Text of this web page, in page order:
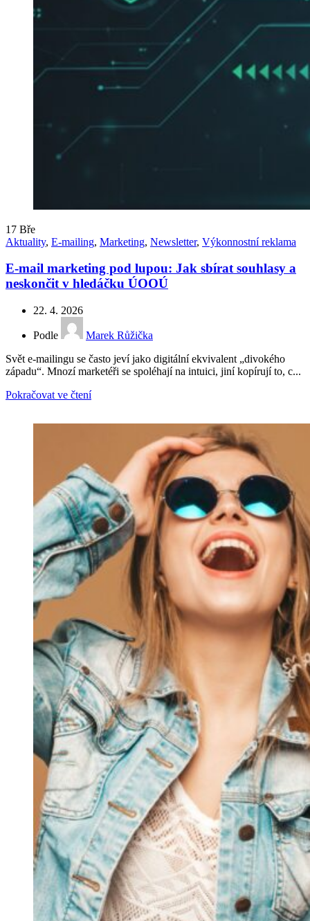
17 Bře
Aktuality, E-mailing, Marketing, Newsletter, Výkonnostní reklama
E-mail marketing pod lupou: Jak sbírat souhlasy a
neskončit v hledáčku ÚOOÚ
22. 4. 2026
Podle
Marek Růžička
Svět e-mailingu se často jeví jako digitální ekvivalent „divokého
západu“. Mnozí marketéři se spoléhají na intuici, jiní kopírují to, c...
Pokračovat ve čtení